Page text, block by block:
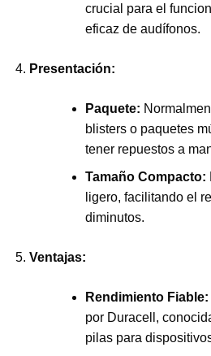
crucial para el
eficaz de audífonos.
Presentación:
Paquete:
blisters o paquetes
tener repuestos a
Tamaño Compacto:
ligero, facilitando el
diminutos.
Ventajas:
Rendimiento Fiable:
por Duracell,
pilas para